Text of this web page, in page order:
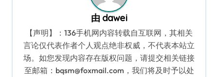
由 dawei
【声明】：136手机网内容转载自互联网，其相关
言论仅代表作者个人观点绝非权威，不代表本站立
场。如您发现内容存在版权问题，请提交相关链接
至邮箱：bqsm@foxmail.com，我们将及时予以处